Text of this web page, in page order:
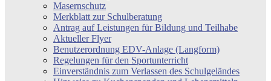
Masernschutz
Merkblatt zur Schulberatung
Antrag auf Leistungen für Bildung und Teilhabe
Aktueller Flyer
Benutzerordnung EDV-Anlage (Langform)
Regelungen für den Sportunterricht
Einverständnis zum Verlassen des Schulgeländes